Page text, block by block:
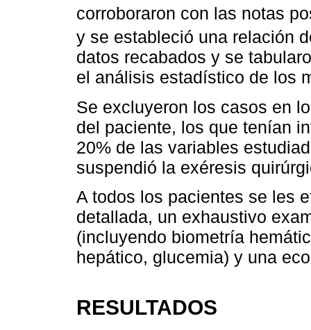
corroboraron con las notas
y se estableció una relación
datos recabados y se
el análisis estadístico de los
Se excluyeron los casos en
del paciente, los que tenían
20% de las variables
suspendió la exéresis
A todos los pacientes se les
detallada, un exhaustivo
(incluyendo biometría
hepático, glucemia) y una
RESULTADOS